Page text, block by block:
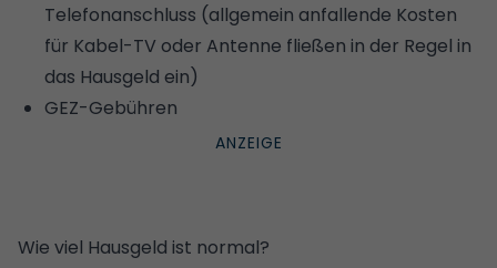
Telefonanschluss (allgemein anfallende Kosten
für Kabel-TV oder Antenne fließen in der Regel in
das Hausgeld ein)
GEZ-Gebühren
Wie viel Hausgeld ist normal?